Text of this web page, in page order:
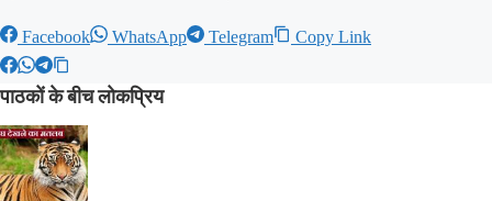
Facebook WhatsApp Telegram Copy Link
पाठकों के बीच लोकप्रिय